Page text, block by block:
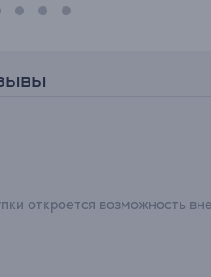
откроется возможность